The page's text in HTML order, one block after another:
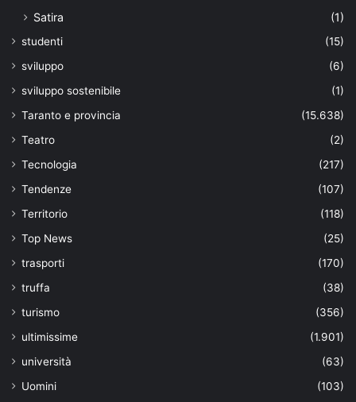
Satira (1)
studenti
(15)
sviluppo
(6)
sviluppo sostenibile
(1)
Taranto e provincia
(15.638)
Teatro
(2)
Tecnologia
(217)
Tendenze
(107)
Territorio
(118)
Top News
(25)
trasporti
(170)
truffa
(38)
turismo
(356)
ultimissime
(1.901)
università
(63)
Uomini
(103)